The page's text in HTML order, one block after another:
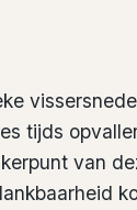
tijds
van